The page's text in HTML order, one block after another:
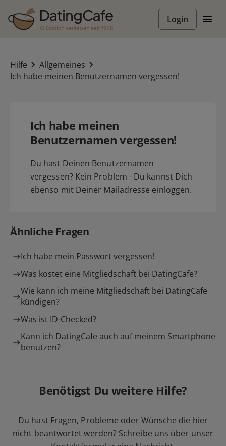
Login
Hilfe
Allgemeines
Ich habe meinen Benutzernamen vergessen!
Ich habe meinen
Benutzernamen vergessen!
Du hast Deinen Benutzernamen
vergessen? Kein Problem - Du kannst Dich
ebenso mit Deiner Mailadresse einloggen.
Ähnliche Fragen
Ich habe mein Passwort vergessen!
Was kostet eine Mitgliedschaft bei DatingCafe?
Wie kann ich meine Mitgliedschaft bei DatingCafe
kündigen?
Was ist ID-Checked?
Kann ich DatingCafe auch auf meinem Smartphone
benutzen?
Benötigst Du weitere Hilfe?
Du hast Fragen, Probleme oder Wünsche die hier
nicht beantwortet werden? Schreibe uns über unser